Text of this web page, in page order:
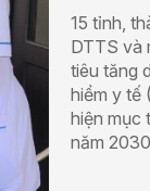
15 tỉnh,
DTTS và
tiêu tăng
hiểm y tế
hiện mục
năm